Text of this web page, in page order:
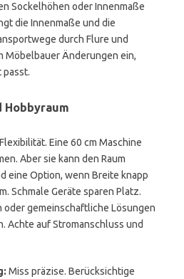
Sockelhöhen oder Innenmaße
die Innenmaße und die
durch Flure und
Möbelbauer Änderungen ein,
passt.
Hobbyraum
Eine 60 cm Maschine
Aber sie kann den Raum
eine Option, wenn Breite knapp
Schmale Geräte sparen Platz.
oder gemeinschaftliche Lösungen
Achte auf Stromanschluss und
Miss präzise. Berücksichtige